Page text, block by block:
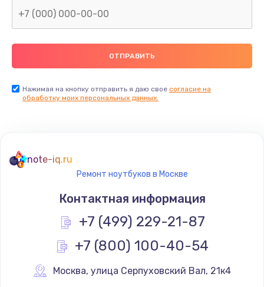
Нажимая на кнопку отправить я даю свое согласие на
обработку моих персональных данных.
note-iq.ru
Ремонт ноутбуков в Москве
Контактная информация
+7 (499) 229-21-87
+7 (800) 100-40-54
Москва, улица Серпуховский Вал, 21к4